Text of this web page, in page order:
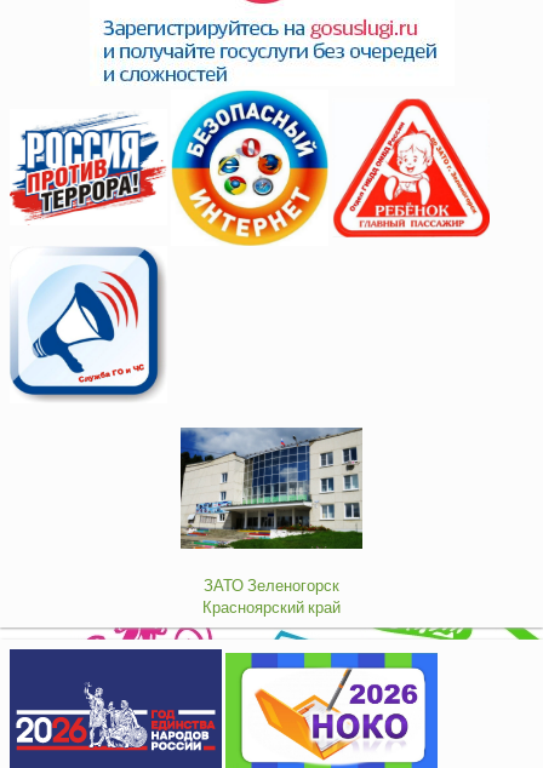
ЗАТО Зеленогорск
Красноярский край